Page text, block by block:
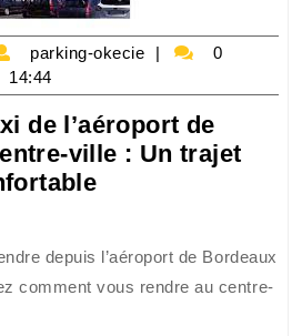
parking-okecie
parking-
0
14:44
de l’aéroport de
ville : Un trajet
Transfert
de
l’aéroport
depuis l’aéroport de Bordeaux
comment vous rendre au centre-